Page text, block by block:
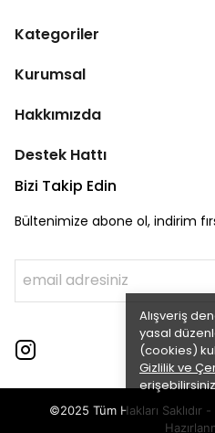
Alışveriş
yasal
(cookies)
Gizlilik ve
Kategoriler
Kurumsal
Hakkımızda
Destek Hattı
Bizi Takip Edin
Bültenimize abone ol, indirim
©2025 Tüm Hakları Saklıdır